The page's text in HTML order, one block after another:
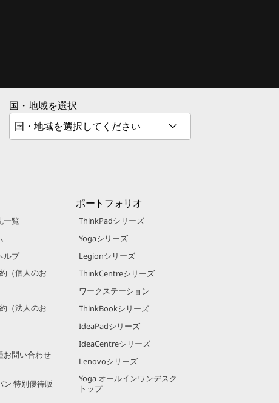
国・地域を選択
一覧
ルプ
（個人のお
（法人のお
お問い合わせ
ン 特別優待販
ポートフォリオ
ThinkPadシリーズ
Yogaシリーズ
Legionシリーズ
ThinkCentreシリーズ
ワークステーション
ThinkBookシリーズ
IdeaPadシリーズ
IdeaCentreシリーズ
Lenovoシリーズ
Yoga オールインワンデスク
トップ